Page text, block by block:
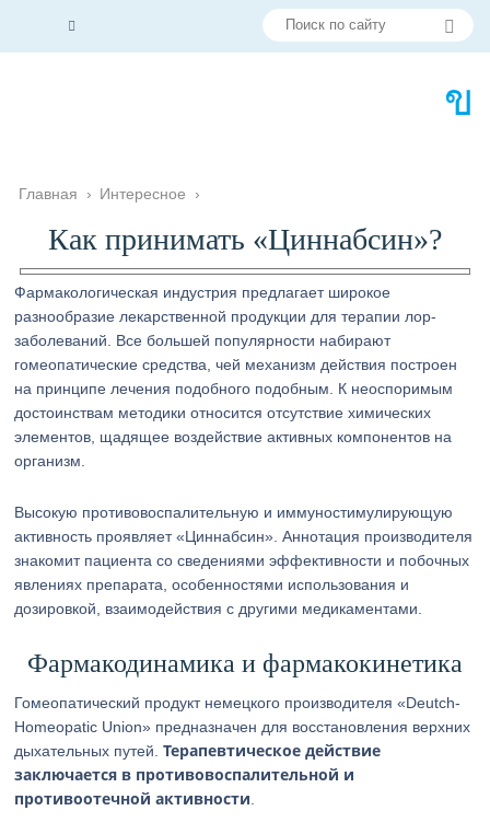
Главная › Интересное ›
Как принимать «Циннабсин»?
Фармакологическая индустрия предлагает широкое
разнообразие лекарственной продукции для терапии лор-
заболеваний. Все большей популярности набирают
гомеопатические средства, чей механизм действия построен
на принципе лечения подобного подобным. К неоспоримым
достоинствам методики относится отсутствие химических
элементов, щадящее воздействие активных компонентов на
организм.
Высокую противовоспалительную и иммуностимулирующую
активность проявляет «Циннабсин». Аннотация производителя
знакомит пациента со сведениями эффективности и побочных
явлениях препарата, особенностями использования и
дозировкой, взаимодействия с другими медикаментами.
Фармакодинамика и фармакокинетика
Гомеопатический продукт немецкого производителя «Deutch-
Homeopatic Union» предназначен для восстановления верхних
дыхательных путей.Терапевтическое действие
заключается в противовоспалительной и
противоотечной активности